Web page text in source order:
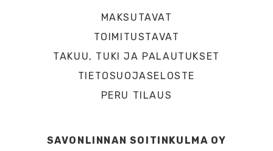
MAKSUTAVAT
TOIMITUSTAVAT
TAKUU, TUKI JA PALAUTUKSET
TIETOSUOJASELOSTE
PERU TILAUS
SAVONLINNAN SOITINKULMA OY